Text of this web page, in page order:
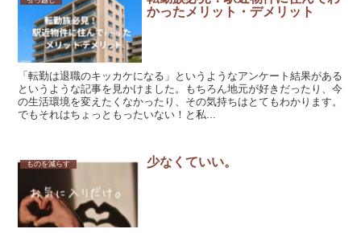
かったメリット・デメリット
「転勤は退職のキッカケになる」というようなアンケート結果がある
というような記事を見かけました。もちろん地元が好きだったり、今
の生活環境を変えたくなかったり、その気持ちはとてもわかります。
でもそれはちょっともったいない！と私...
ものを減らす 少なくていい。